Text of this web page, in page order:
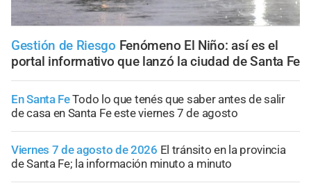
Gestión de Riesgo Fenómeno El Niño: así es el
portal informativo que lanzó la ciudad de Santa Fe
En Santa FeTodo lo que tenés que saber antes de salir
de casa en Santa Fe este viernes 7 de agosto
Viernes 7 de agosto de 2026 El tránsito en la provincia
de Santa Fe; la información minuto a minuto